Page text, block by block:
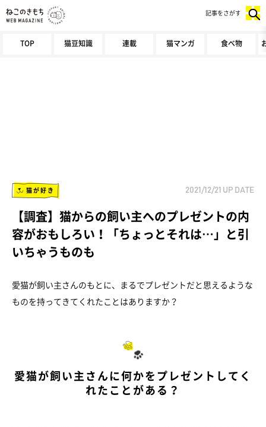
TOP 猫豆知識 連載 猫マンガ 食べ物
記事をさがす
猫が好き 2021/12/21 UP DATE
【調査】猫からの飼い主へのプレゼントの内
容がおもしろい！「ちょっとそれは…」と引
いちゃうものも
愛猫が飼い主さんのもとに、まるでプレゼントだと思えるような
ものを持ってきてくれたことはありますか？
愛猫が飼い主さんに何かをプレゼントしてく
れたことがある？